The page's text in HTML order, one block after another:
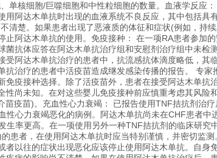
单核细胞/巨噬细胞和中性粒细胞的数量。血液学反应
阿达木单抗时出现的血液系统不良反应，其中包括具
清楚。如果患者出现了恶液质的体征和症状(例如，持
阿达木单抗的使用。免疫接种： 在一项RA患者参加
抗体应答在阿达木单抗治疗组和安慰剂治疗组中未检
阿达木单抗治疗的患者中，抗流感抗体滴度略低，其
治疗的患者中活疫苗造成继发感染传播的报告。 专
疫接种选择。除了活疫苗外，患者在接受阿达木单抗
尚未知。在对这些婴儿免疫接种前应慎重考虑其风险
疫苗)。充血性心力衰竭： 已报告使用TNF拮抗剂治
心力衰竭恶化的病例。阿达木单抗尚未在CHF患者中
率更高。在一项使用另外一种TNF拮抗剂的临床研究
患者，在使用阿达木单抗时应当特别谨慎，并密切监
以往的症状出现恶化应该停止使用阿达木单抗。自身